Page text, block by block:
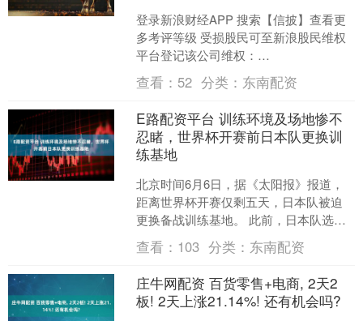
登录新浪财经APP 搜索【信披】查看更
多考评等级 受损股民可至新浪股民维权
平台登记该公司维权：
http://wq.finance.sina.com.cn/ 关注....
查看： 52 分类： 东南配资
E路配资平台 训练环境及场地惨不
忍睹，世界杯开赛前日本队更换训
练基地
北京时间6月6日，据《太阳报》报道，
距离世界杯开赛仅剩五天，日本队被迫
更换备战训练基地。 此前，日本队选定
墨西哥蒙特雷的墨西哥老虎俱乐部训练
基地作为备战场地。但....
查看： 103 分类： 东南配资
庄牛网配资 百货零售+电商, 2天2
板! 2天上涨21.14%! 还有机会吗?